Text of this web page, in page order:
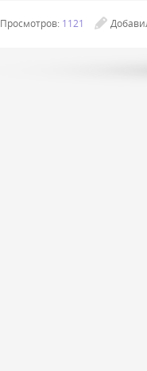
Просмотров: 1121